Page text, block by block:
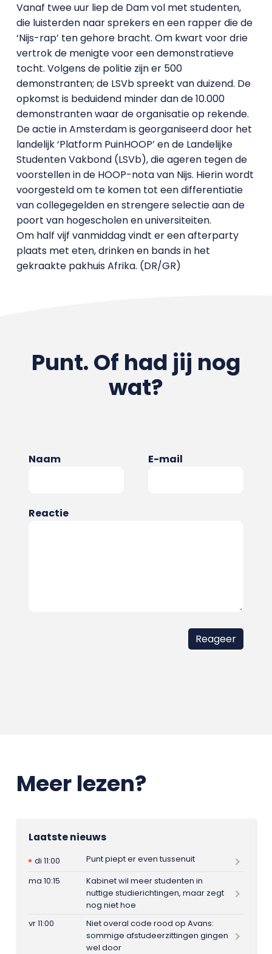
Vanaf twee uur liep de Dam vol met studenten,
die luisterden naar sprekers en een rapper die de
‘Nijs-rap’ ten gehore bracht. Om kwart voor drie
vertrok de menigte voor een demonstratieve
tocht. Volgens de politie zijn er 500
demonstranten; de LSVb spreekt van duizend. De
opkomst is beduidend minder dan de 10.000
demonstranten waar de organisatie op rekende.
De actie in Amsterdam is georganiseerd door het
landelijk ‘Platform PuinHOOP’ en de Landelijke
Studenten Vakbond (LSVb), die ageren tegen de
voorstellen in de HOOP-nota van Nijs. Hierin wordt
voorgesteld om te komen tot een differentiatie
van collegegelden en strengere selectie aan de
poort van hogescholen en universiteiten.
Om half vijf vanmiddag vindt er een afterparty
plaats met eten, drinken en bands in het
gekraakte pakhuis Afrika. (DR/GR)
Punt. Of had jij nog
wat?
Naam E-mail
Reactie
Meer lezen?
Laatste nieuws
di 11:00
Punt piept er even tussenuit
ma 10:15
Kabinet wil meer studenten in
nuttige studierichtingen, maar zegt
nog niet hoe
vr 11:00
Niet overal code rood op Avans:
sommige afstudeerzittingen gingen
wel door